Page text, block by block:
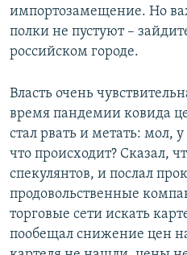
импортозамещение. Но
полки не пустуют –
российском городе.
Власть очень
время пандемии ковида
стал рвать и метать: мол,
что происходит? Сказал,
спекулянтов, и послал
продовольственные
торговые сети искать
пообещал снижение цен